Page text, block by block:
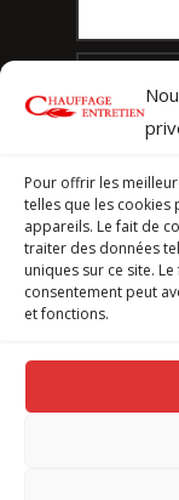
Pour offrir les
telles que les
appareils. Le fait de
traiter des données
uniques sur ce site.
consentement peut
et fonctions.

En